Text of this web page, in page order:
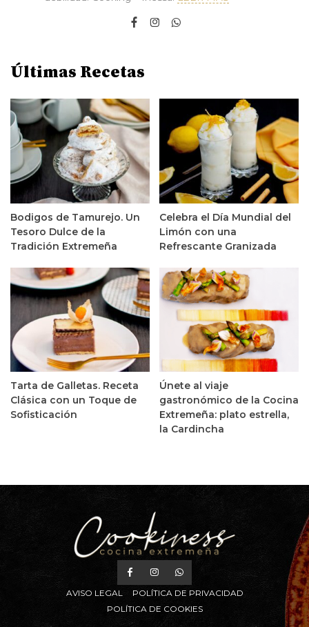
Últimas Recetas
Bodigos de Tamurejo. Un
Tesoro Dulce de la
Tradición Extremeña
Celebra el Día Mundial del
Limón con una
Refrescante Granizada
Tarta de Galletas. Receta
Clásica con un Toque de
Sofisticación
Únete al viaje
gastronómico de la Cocina
Extremeña: plato estrella,
la Cardincha
AVISO LEGAL
POLÍTICA DE PRIVACIDAD
POLÍTICA DE COOKIES